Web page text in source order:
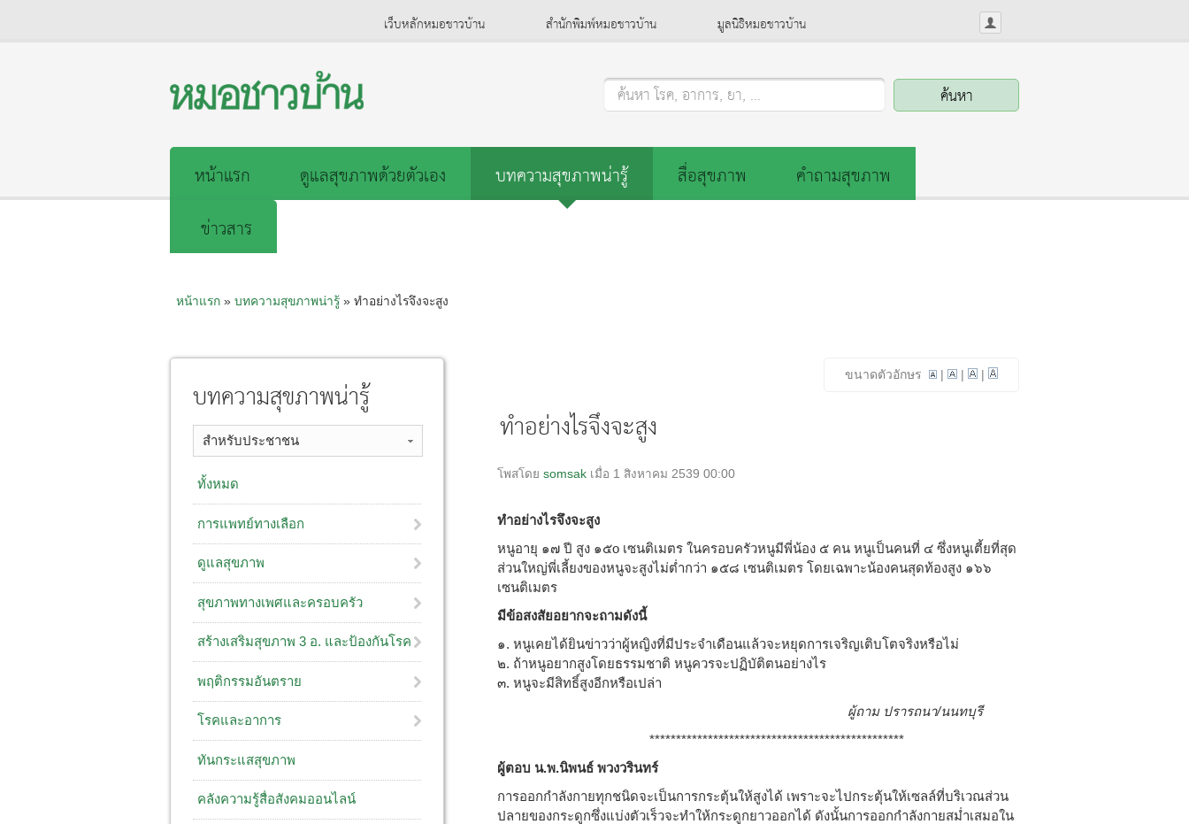
เว็บหลักหมอชาวบ้าน สำนักพิมพ์หมอชาวบ้าน มูลนิธิหมอชาวบ้าน
ค้นหา โรค, อาการ, ยา, ...
หน้าแรก ดูแลสุขภาพด้วยตัวเอง บทความสุขภาพน่ารู้ สื่อสุขภาพ
คำถามสุขภาพ
ข่าวสาร
หน้าแรก» บทความสุขภาพน่ารู้» ทำอย่างไรจึงจะสูง
ขนาดตัวอักษร | | |
ทำอย่างไรจึงจะสูง
โพสโดย somsak เมื่อ 1 สิงหาคม 2539 00:00
ทำอย่างไรจึงจะสูง
หนูอายุ ๑๗ ปี สูง ๑๕o เซนติเมตร ในครอบครัวหนูมีพี่น้อง ๕ คน หนูเป็นคนที่ ๔ ซึ่งหนูเตี้ยที่สุด
ส่วนใหญ่พี่เลี้ยงของหนูจะสูงไม่ต่ำกว่า ๑๕๘ เซนติเมตร โดยเฉพาะน้องคนสุดท้องสูง ๑๖๖
เซนติเมตร
มีข้อสงสัยอยากจะถามดังนี้
๑. หนูเคยได้ยินข่าวว่าผู้หญิงที่มีประจำเดือนแล้วจะหยุดการเจริญเติบโตจริงหรือไม่
๒. ถ้าหนูอยากสูงโดยธรรมชาติ หนูควรจะปฏิบัติตนอย่างไร
๓. หนูจะมีสิทธิ์สูงอีกหรือเปล่า
ผู้ถาม ปรารถนา/นนทบุรี
************************************************
ผู้ตอบ น.พ.นิพนธ์ พวงวรินทร์
การออกกำลังกายทุกชนิดจะเป็นการกระตุ้นให้สูงได้ เพราะจะไปกระตุ้นให้เซลล์ที่บริเวณส่วน
ปลายของกระดูกซึ่งแบ่งตัวเร็วจะทำให้กระดูกยาวออกได้ ดังนั้นการออกกำลังกายสม่ำเสมอใน
บทความสุขภาพน่ารู้
สำหรับประชาชน
ทั้งหมด
การแพทย์ทางเลือก
ดูแลสุขภาพ
สุขภาพทางเพศและครอบครัว
สร้างเสริมสุขภาพ 3 อ. ​และป้องกันโรค
พฤติกรรมอันตราย
โรคและอาการ
ทันกระแสสุขภาพ
คลังความรู้สื่อสังคมออนไลน์